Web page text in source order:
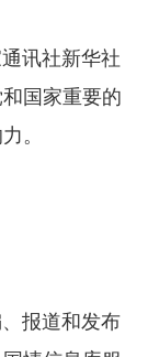
讯社新华社
国家重要的
。
报道和发布